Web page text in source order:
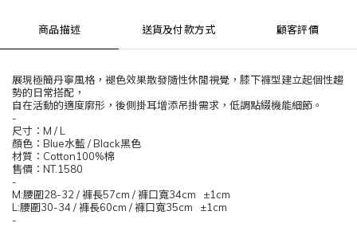
商品描述 送貨及付款方式 顧客評價
展現極簡丹寧風格，褪色效果散發隨性休閒視覺，膝下褲型建立起個性趨
勢的日常搭配，
自在活動的適度廓形，後側掛耳增添吊掛需求，低調點綴機能細節。
-
尺寸： M / L
顏色： Blue水藍/ Black黑色
材質： Cotton100%棉
售價： NT.1580
-
M:腰圍28-32 /褲長57cm /褲口寬34cm ±1cm
L:腰圍30-34 /褲長60cm /褲口寬35cm ±1cm
-